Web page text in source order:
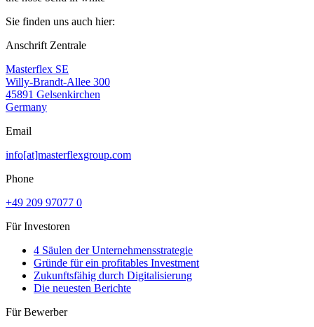
Sie finden uns auch hier:
Anschrift Zentrale
Masterflex SE
Willy-Brandt-Allee 300
45891 Gelsenkirchen
Germany
Email
info[at]masterflexgroup.com
Phone
+49 209 97077 0
Für Investoren
4 Säulen der Unternehmensstrategie
Gründe für ein profitables Investment
Zukunftsfähig durch Digitalisierung
Die neuesten Berichte
Für Bewerber